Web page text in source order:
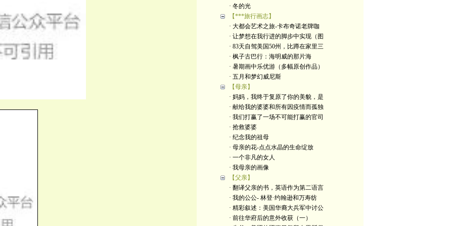
· 冬的光
【***旅行画志】
· 大都会艺术之旅-卡布奇诺老牌咖
· 让梦想在我行进的脚步中实现（图
· 83天自驾美国50州，比蹲在家里三
· 枫子古巴行：海明威的那片海
· 暑期画中乐优游（多幅原创作品）
· 五月和梦幻威尼斯
【母亲】
· 妈妈，我终于复原了你的美貌，是
· 献给我的婆婆和所有因疫情而孤独
· 我们打赢了一场不可能打赢的官司
· 抢救婆婆
· 纪念我的祖母
· 母亲的花-点点水晶的生命绽放
· 一个非凡的女人
· 我母亲的画像
【父亲】
· 翻译父亲的书，英语作为第二语言
· 我的公公- 林登·约翰逊和万寿纺
· 精彩叙述：美国华裔大兵军中讨公
· 前往华府后的意外收获（一）